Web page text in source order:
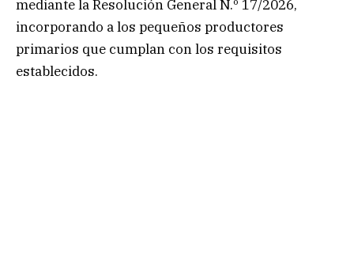
mediante la Resolución General N.º 17/2026,
incorporando a los pequeños productores
primarios que cumplan con los requisitos
establecidos.